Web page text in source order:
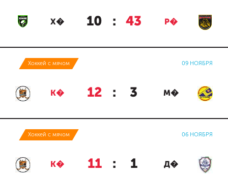
Х� 10 : 43 Р�
Хоккей с мячом 09 НОЯБРЯ
К� 12 : 3 М�
Хоккей с мячом 06 НОЯБРЯ
К� 11 : 1 Д�